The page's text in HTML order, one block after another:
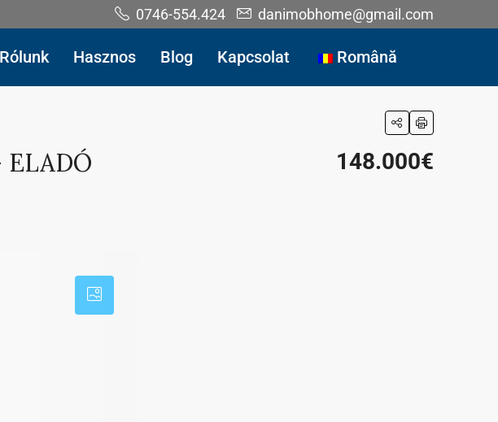
0746-554.424 danimobhome@gmail.com
Rólunk Hasznos Blog Kapcsolat Română
148.000€